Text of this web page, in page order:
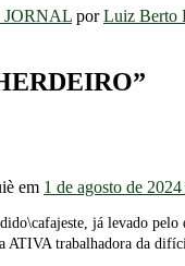
porLuiz Berto
”
em 1 de agosto de
já levado pelo
ATIVA trabalhadora da